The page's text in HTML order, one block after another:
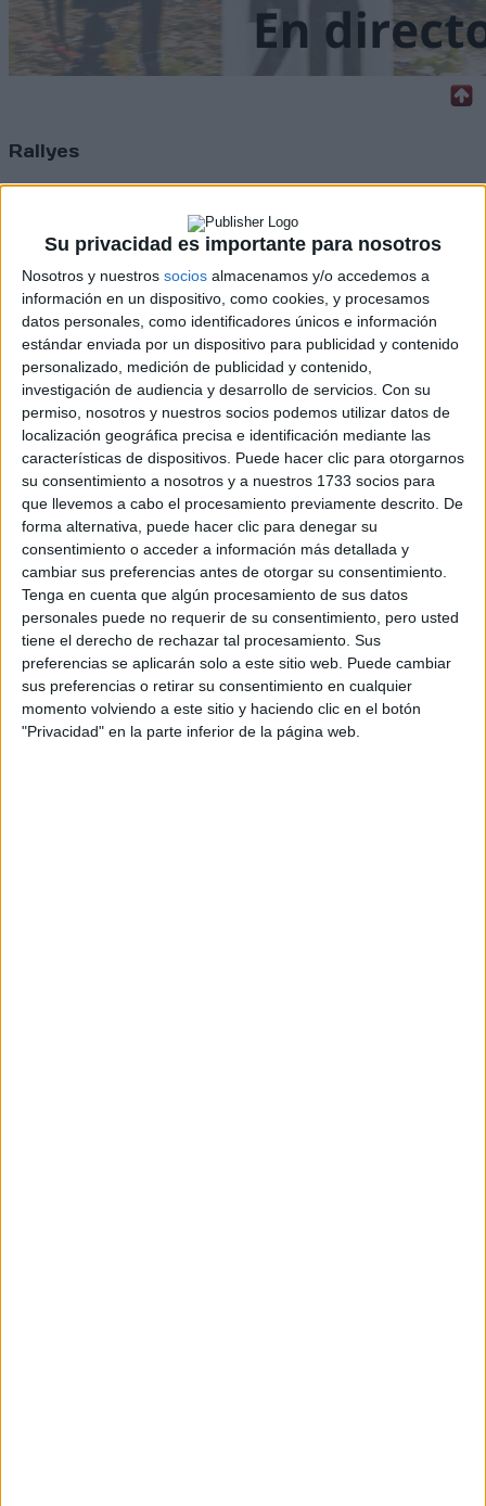
Su privacidad es importante para nosotros
Nosotros y nuestros socios almacenamos y/o accedemos a
información en un dispositivo, como cookies, y procesamos
datos personales, como identificadores únicos e información
estándar enviada por un dispositivo para publicidad y contenido
personalizado, medición de publicidad y contenido,
investigación de audiencia y desarrollo de servicios. Con su
permiso, nosotros y nuestros socios podemos utilizar datos de
localización geográfica precisa e identificación mediante las
características de dispositivos. Puede hacer clic para otorgarnos
su consentimiento a nosotros y a nuestros 1733 socios para
que llevemos a cabo el procesamiento previamente descrito. De
forma alternativa, puede hacer clic para denegar su
consentimiento o acceder a información más detallada y
cambiar sus preferencias antes de otorgar su consentimiento.
Tenga en cuenta que algún procesamiento de sus datos
personales puede no requerir de su consentimiento, pero usted
tiene el derecho de rechazar tal procesamiento. Sus
preferencias se aplicarán solo a este sitio web. Puede cambiar
sus preferencias o retirar su consentimiento en cualquier
momento volviendo a este sitio y haciendo clic en el botón
"Privacidad" en la parte inferior de la página web.
Rallyes
WRC
ERC
CERA
CERT
Internacionales
Campeonatos Autonómicos
Históricos
Dakar
RallyCross
Circuitos
Fórmula E
F2 / F3 / F4
Resistencia
Indycar
Otros
Producto
Producto
Web pensada para poder ofrecer diferentes
productos propios y ajenos para que los